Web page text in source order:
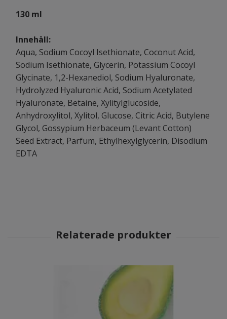
130 ml
Innehåll:
Aqua, Sodium Cocoyl Isethionate, Coconut Acid,
Sodium Isethionate, Glycerin, Potassium Cocoyl
Glycinate, 1,2-Hexanediol, Sodium Hyaluronate,
Hydrolyzed Hyaluronic Acid, Sodium Acetylated
Hyaluronate, Betaine, Xylitylglucoside,
Anhydroxylitol, Xylitol, Glucose, Citric Acid, Butylene
Glycol, Gossypium Herbaceum (Levant Cotton)
Seed Extract, Parfum, Ethylhexylglycerin, Disodium
EDTA